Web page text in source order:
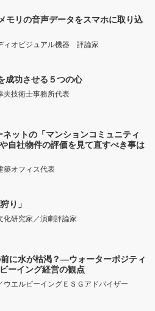
モリの音声データをスマホに取り込
ィオビジュアル機器 評論家
功させる５つの心
夫技術士事務所代表
ットの「マンションコミュニティ
自社物件の評価を見て直すべき事は
築オフィス代表
り」
化研究家／演劇評論家
に水が枯渇？―ウォーターポジティ
ーイング経営の観点
ウエルビーイングＥＳＧアドバイザー